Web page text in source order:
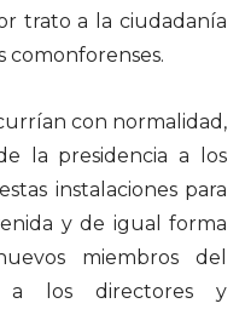
trato a la ciudadanía
comonforenses.
con normalidad,
la presidencia a los
instalaciones para
y de igual forma
miembros del
a los directores y